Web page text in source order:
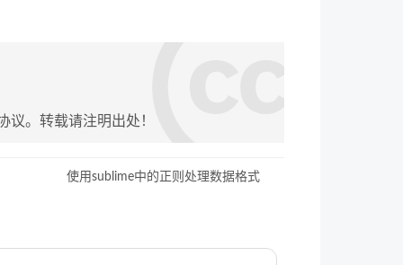
议。转载请注明出处！
使用sublime中的正则处理数据格式